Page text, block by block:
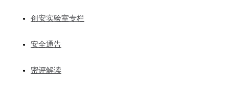
创安实验室专栏
安全通告
密评解读